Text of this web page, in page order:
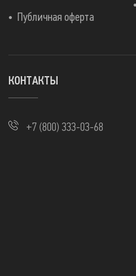
Публичная оферта
КОНТАКТЫ
+7 (800) 333-03-68